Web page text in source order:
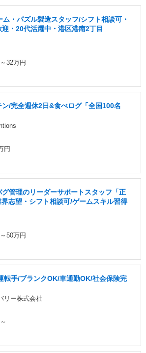
ム・パズル製造スタッフ/シフト相談可・
・20代活躍中・港区港南2丁目
32万円
/完全週休2日&食べログ「全国100名
円
管理のリーダーサポートスタッフ「正
志望・シフト相談可/ゲームスキル習得
50万円
転手/ブランクOK/車通勤OK/社会保険完
リー株式会社